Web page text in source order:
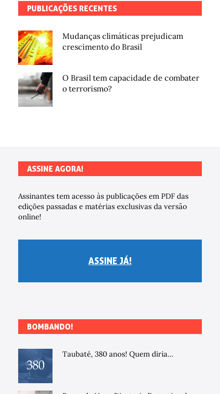
PUBLICAÇÕES RECENTES
Mudanças climáticas prejudicam
crescimento do Brasil
O Brasil tem capacidade de combater
o terrorismo?
ASSINE AGORA!
Assinantes tem acesso às publicações em PDF das
edições passadas e matérias exclusivas da versão
online!
ASSINE JÁ!
BOMBANDO!
Taubaté, 380 anos! Quem diria...